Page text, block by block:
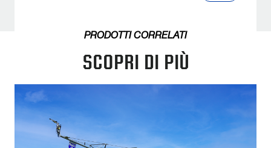
PRODOTTI CORRELATI
SCOPRI DI PIÙ